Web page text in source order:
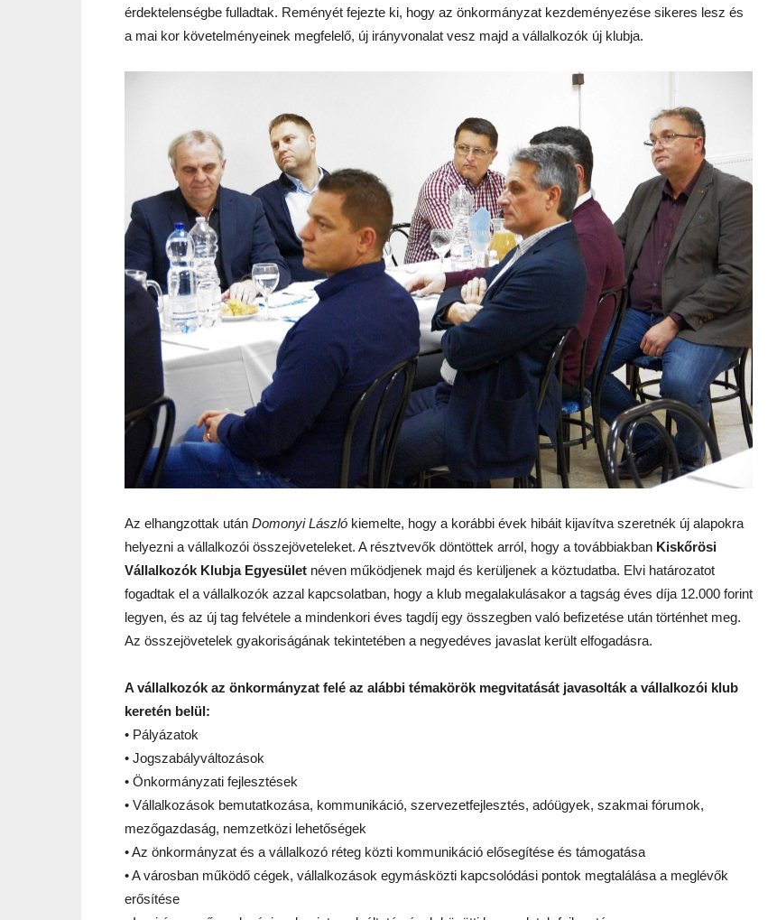
érdektelenségbe fulladtak. Reményét fejezte ki, hogy az önkormányzat kezdeményezése sikeres lesz és
a mai kor követelményeinek megfelelő, új irányvonalat vesz majd a vállalkozók új klubja.
Az elhangzottak után Domonyi László kiemelte, hogy a korábbi évek hibáit kijavítva szeretnék új alapokra
helyezni a vállalkozói összejöveteleket. A résztvevők döntöttek arról, hogy a továbbiakban Kiskőrösi
Vállalkozók Klubja Egyesület néven működjenek majd és kerüljenek a köztudatba. Elvi határozatot
fogadtak el a vállalkozók azzal kapcsolatban, hogy a klub megalakulásakor a tagság éves díja 12.000 forint
legyen, és az új tag felvétele a mindenkori éves tagdíj egy összegben való befizetése után történhet meg.
Az összejövetelek gyakoriságának tekintetében a negyedéves javaslat került elfogadásra.
A vállalkozók az önkormányzat felé az alábbi témakörök megvitatását javasolták a vállalkozói klub
keretén belül:
• Pályázatok
• Jogszabályváltozások
• Önkormányzati fejlesztések
• Vállalkozások bemutatkozása, kommunikáció, szervezetfejlesztés, adóügyek, szakmai fórumok,
mezőgazdaság, nemzetközi lehetőségek
• Az önkormányzat és a vállalkozó réteg közti kommunikáció elősegítése és támogatása
• A városban működő cégek, vállalkozások egymásközti kapcsolódási pontok megtalálása a meglévők
erősítése